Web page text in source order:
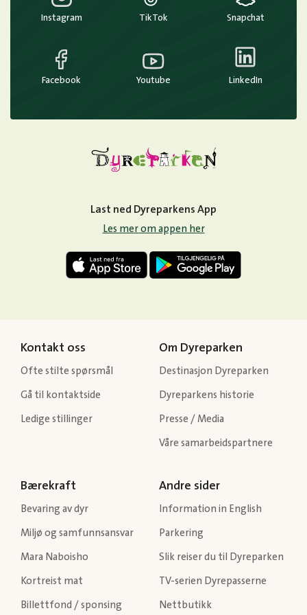
Instagram TikTok Snapchat
Facebook Youtube LinkedIn
Last ned Dyreparkens App
Les mer om appen her
Kontakt oss
Ofte stilte spørsmål
Gå til kontaktside
Ledige stillinger
Om Dyreparken
Destinasjon Dyreparken
Dyreparkens historie
Presse / Media
Våre samarbeidspartnere
Bærekraft
Bevaring av dyr
Miljø og samfunnsansvar
Mara Naboisho
Kortreist mat
Billettfond / sponsing
Andre sider
Information in English
Parkering
Slik reiser du til Dyreparken
TV-serien Dyrepasserne
Nettbutikk